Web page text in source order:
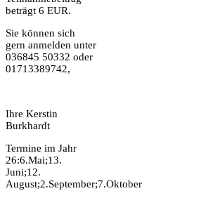
beträgt 6 EUR.
Sie können sich
gern anmelden unter
036845 50332 oder
01713389742,
Ihre Kerstin
Burkhardt
Termine im Jahr
26:6.Mai;13.
Juni;12.
August;2.September;7.Oktober